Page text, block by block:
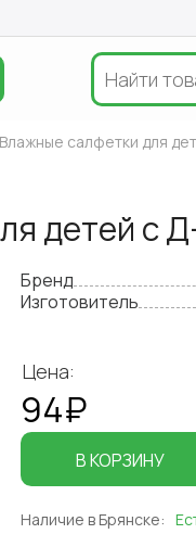
салфетки для
детей c
Бренд
Изготовитель
Цена:
94₽
В КОРЗИНУ
Наличие в Брянске: